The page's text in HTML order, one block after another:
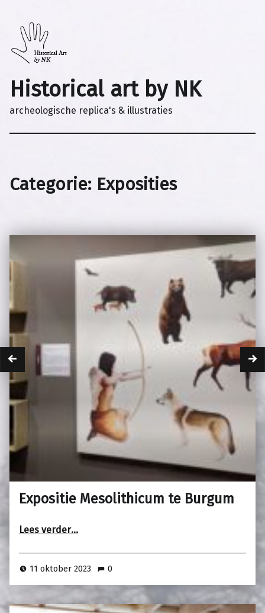
Historical art by NK
archeologische replica's & illustraties
Categorie: Exposities
Expositie Mesolithicum te Burgum
Lees verder…
11 oktober 2023 0